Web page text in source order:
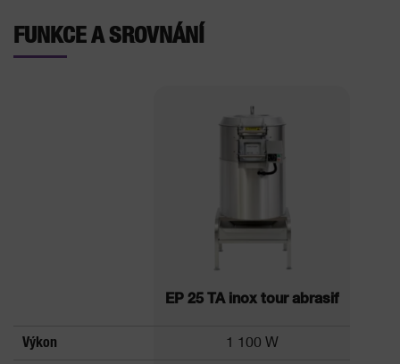
FUNKCE A SROVNÁNÍ
EP 25 TA inox tour abrasif
Výkon 1 100 W